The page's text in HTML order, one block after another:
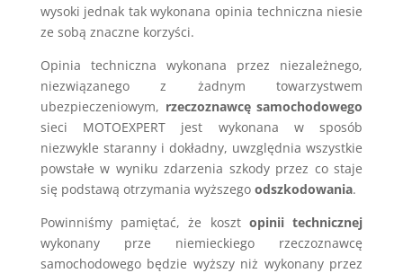
wysoki jednak tak wykonana opinia techniczna niesie
ze sobą znaczne korzyści.
Opinia techniczna wykonana przez niezależnego,
niezwiązanego z żadnym towarzystwem
ubezpieczeniowym, rzeczoznawcę samochodowego
sieci MOTOEXPERT jest wykonana w sposób
niezwykle staranny i dokładny, uwzględnia wszystkie
powstałe w wyniku zdarzenia szkody przez co staje
się podstawą otrzymania wyższego odszkodowania.
Powinniśmy pamiętać, że koszt opinii technicznej
wykonany prze niemieckiego rzeczoznawcę
samochodowego będzie wyższy niż wykonany przez